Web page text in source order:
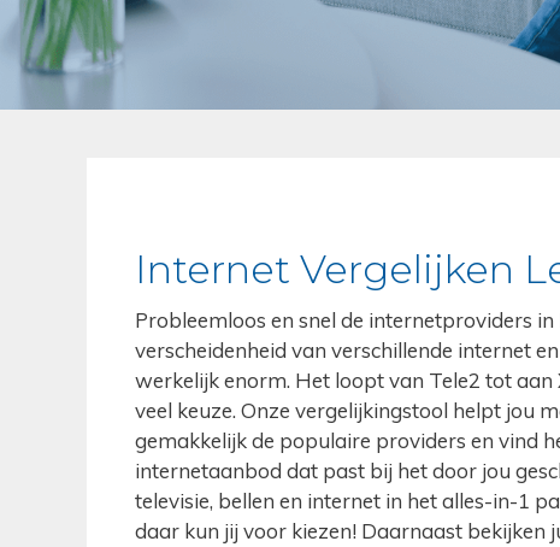
Internet Vergelijken
Probleemloos en snel de internetproviders in
verscheidenheid van verschillende internet
werkelijk enorm. Het loopt van Tele2 tot aan
veel keuze. Onze vergelijkingstool helpt jou
gemakkelijk de populaire providers en vind
internetaanbod dat past bij het door jou
televisie, bellen en internet in het alles-in-1
daar kun jij voor kiezen! Daarnaast bekijken